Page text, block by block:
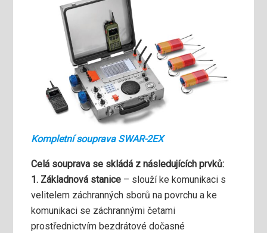
Kompletní souprava SWAR-2EX
Celá souprava se skládá z následujících prvků:
1. Základnová stanice – slouží ke komunikaci s
velitelem záchranných sborů na povrchu a ke
komunikaci se záchrannými četami
prostřednictvím bezdrátové dočasné